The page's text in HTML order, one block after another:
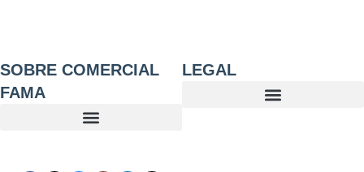
SOBRE COMERCIAL
FAMA
LEGAL